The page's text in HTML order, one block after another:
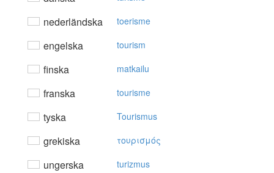
nederländska toerisme
engelska tourism
finska matkailu
franska tourisme
tyska Tourismus
grekiska τoυρισμός
ungerska turizmus